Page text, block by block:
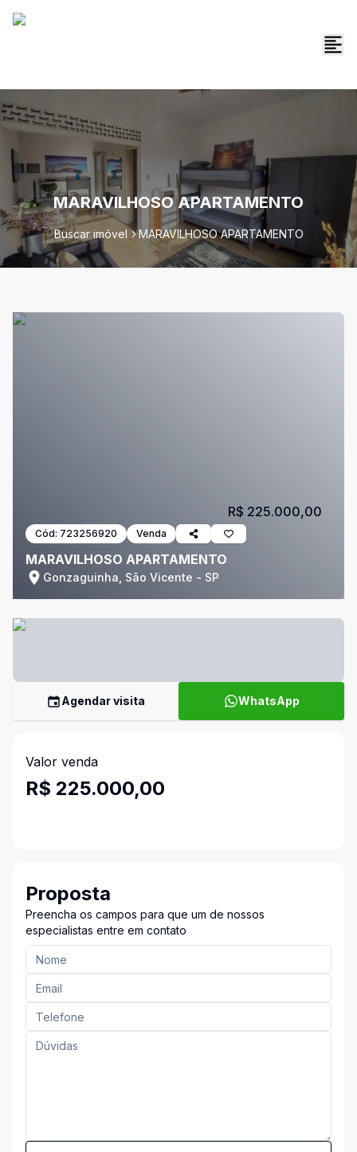
MARAVILHOSO APARTAMENTO
Buscar imóvel MARAVILHOSO APARTAMENTO
Cód: 723256920 Venda
MARAVILHOSO APARTAMENTO
Gonzaguinha, São Vicente - SP
R$ 225.000,00
Agendar visita WhatsApp
Valor venda
R$ 225.000,00
Proposta
Preencha os campos para que um de nossos
especialistas entre em contato